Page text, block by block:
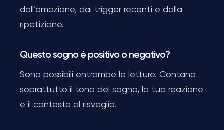
dall’emozione, dai trigger recenti e dalla
ripetizione.
Questo sogno è positivo o negativo?
Sono possibili entrambe le letture. Contano
soprattutto il tono del sogno, la tua reazione
e il contesto al risveglio.